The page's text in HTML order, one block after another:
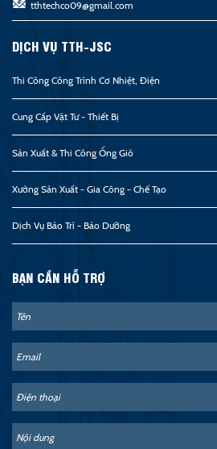
tthtechco09@gmail.com
DỊCH VỤ TTH-JSC
Thi Công Công Trình Cơ Nhiệt, Điện
Cung Cấp Vật Tư - Thiết Bị
Sản Xuất & Thi Công Ống Gió
Xưởng Sản Xuất - Gia Công - Chế Tạo
Dịch Vụ Bảo Trì - Bảo Dưỡng
BẠN CẦN HỖ TRỢ